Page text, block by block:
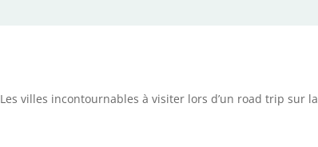
Les villes incontournables à visiter lors d’un road trip sur la